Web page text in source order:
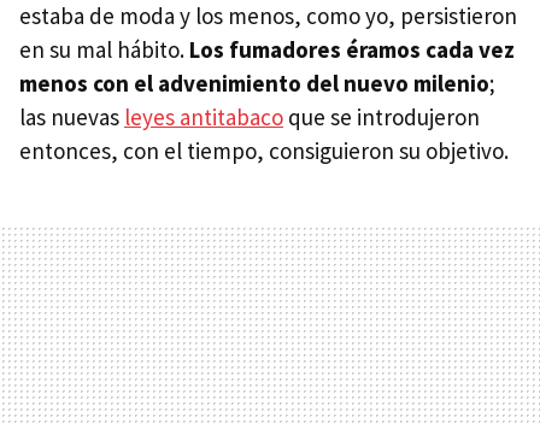
estaba de moda y los menos, como yo, persistieron
en su mal hábito. Los fumadores éramos cada vez
menos con el advenimiento del nuevo milenio;
las nuevas leyes antitabaco que se introdujeron
entonces, con el tiempo, consiguieron su objetivo.